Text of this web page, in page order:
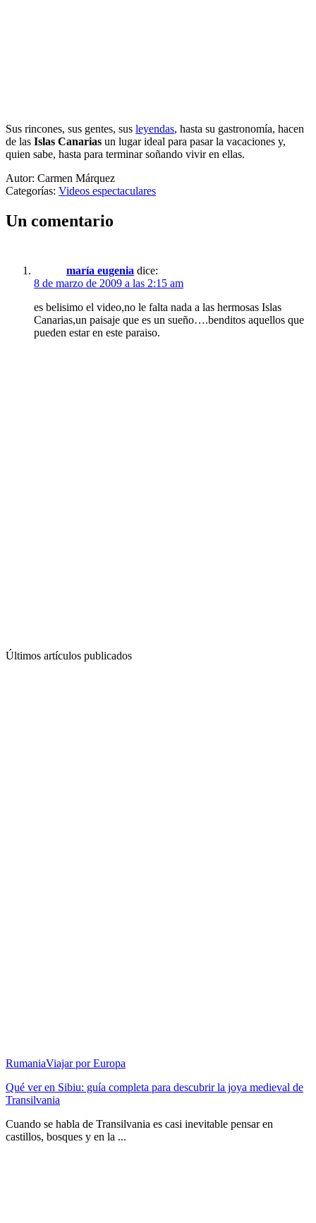
Sus rincones, sus gentes, sus leyendas, hasta su gastronomía, hacen
de las Islas Canarias un lugar ideal para pasar la vacaciones y,
quien sabe, hasta para terminar soñando vivir en ellas.
Autor: Carmen Márquez
Categorías: Videos espectaculares
Un comentario
maría eugenia dice:
8 de marzo de 2009 a las 2:15 am
es belisimo el video,no le falta nada a las hermosas Islas
Canarias,un paisaje que es un sueño….benditos aquellos que
pueden estar en este paraiso.
Últimos artículos publicados
RumaniaViajar por Europa
Qué ver en Sibiu: guía completa para descubrir la joya medieval de
Transilvania
Cuando se habla de Transilvania es casi inevitable pensar en
castillos, bosques y en la ...